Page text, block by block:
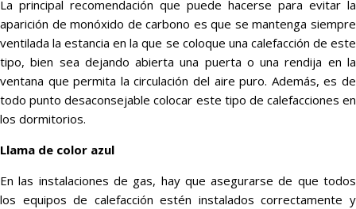
La principal recomendación que puede hacerse para evitar la
aparición de monóxido de carbono es que se mantenga siempre
ventilada la estancia en la que se coloque una calefacción de este
tipo, bien sea dejando abierta una puerta o una rendija en la
ventana que permita la circulación del aire puro. Además, es de
todo punto desaconsejable colocar este tipo de calefacciones en
los dormitorios.
Llama de color azul
En las instalaciones de gas, hay que asegurarse de que todos
los equipos de calefacción estén instalados correctamente y